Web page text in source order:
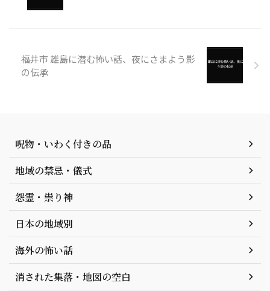
福井市 雄島に潜む怖い話、夜にさまよう影
の伝承
呪物・いわく付きの品
地域の禁忌・儀式
怨霊・祟り神
日本の地域別
海外の怖い話
消された集落・地図の空白